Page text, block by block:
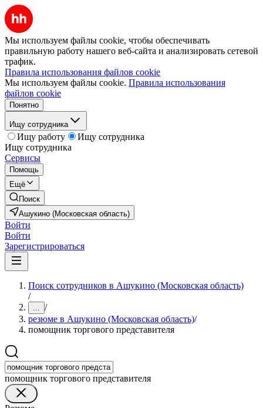
Мы используем файлы cookie, чтобы обеспечивать
правильную работу нашего веб-сайта и анализировать сетевой
трафик.
Правила использования файлов cookie
Мы используем файлы cookie. Правила использования
файлов cookie
Понятно
Ищу сотрудника
Ищу работу
Ищу сотрудника
Ищу сотрудника
Сервисы
Помощь
Ещё
Поиск
Ашукино (Московская область)
Войти
Войти
Зарегистрироваться
Поиск сотрудников в Ашукино (Московская область)
/
... /
резюме в Ашукино (Московская область)/
помощник торгового представителя
помощник торгового представителя